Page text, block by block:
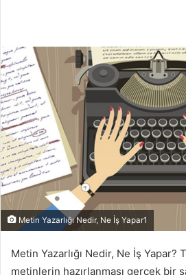
Metin Yazarlığı Nedir, Ne İş Yapar1
Metin Yazarlığı Nedir, Ne İş Yapar?
metinlerin hazırlanması gerçek bir